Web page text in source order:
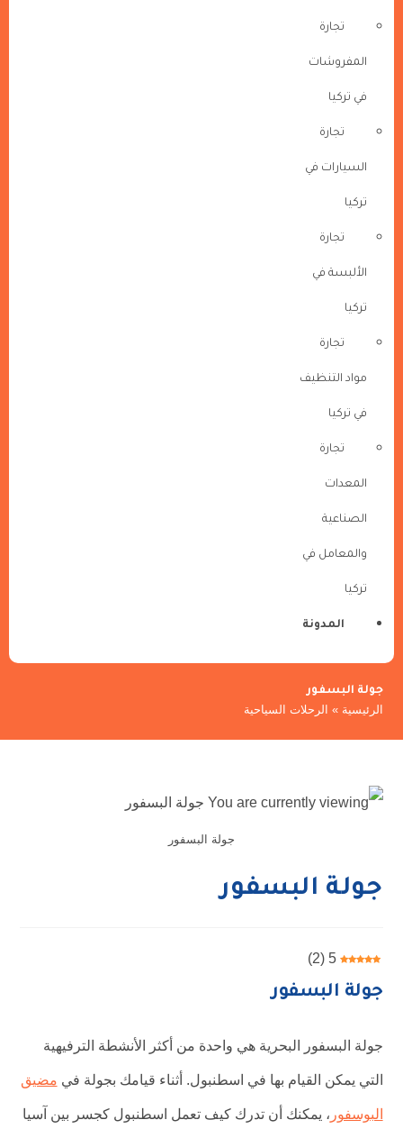
تجارة
المفروشات
في تركيا
تجارة
السيارات في
تركيا
تجارة
الألبسة في
تركيا
تجارة
مواد التنظيف
في تركيا
تجارة
المعدات
الصناعية
والمعامل في
تركيا
المدونة
جولة البسفور
الرئيسية» الرحلات السياحية
جولة البسفور
جولة البسفور
5
(
2
)
جولة البسفور
جولة البسفور البحرية هي واحدة من أكثر الأنشطة الترفيهية
التي يمكن القيام بها في اسطنبول. أثناء قيامك بجولة في مضيق
البوسفور ، يمكنك أن تدرك كيف تعمل اسطنبول كجسر بين آسيا